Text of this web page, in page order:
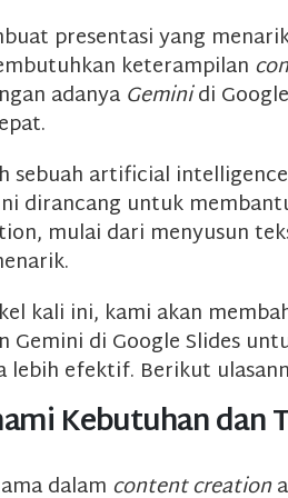
presentasi yang
keterampilan
adanya Geminidi
sebuah artificial
dirancang untuk
mulai dari menyusun
kali ini, kami akan
Gemini di Google Slides
lebih efektif. Berikut
Kebutuhan dan
dalam content creation